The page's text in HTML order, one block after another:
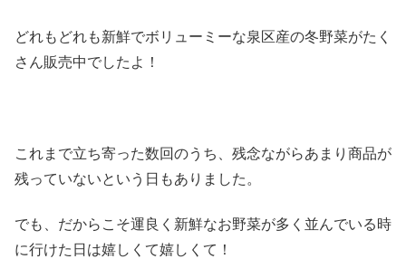
どれもどれも新鮮でボリューミーな泉区産の冬野菜がたく
さん販売中でしたよ！
これまで立ち寄った数回のうち、残念ながらあまり商品が
残っていないという日もありました。
でも、だからこそ運良く新鮮なお野菜が多く並んでいる時
に行けた日は嬉しくて嬉しくて！